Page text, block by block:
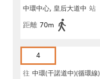
中環中心, 皇后大道中 站
距離 70m
4
往 中環(干諾道中)(循環線)